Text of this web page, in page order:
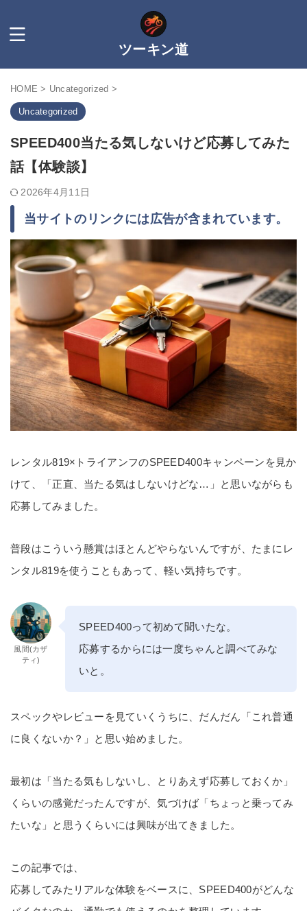
ツーキン道
HOME > Uncategorized >
Uncategorized
SPEED400当たる気しないけど応募してみた
話【体験談】
2026年4月11日
当サイトのリンクには広告が含まれています。
レンタル819×トライアンフのSPEED400キャンペーンを見か
けて、「正直、当たる気はしないけどな…」と思いながらも
応募してみました。
普段はこういう懸賞はほとんどやらないんですが、たまにレ
ンタル819を使うこともあって、軽い気持ちです。
風間(カザ
ティ)
SPEED400って初めて聞いたな。
応募するからには一度ちゃんと調べてみな
いと。
スペックやレビューを見ていくうちに、だんだん「これ普通
に良くないか？」と思い始めました。
最初は「当たる気もしないし、とりあえず応募しておくか」
くらいの感覚だったんですが、気づけば「ちょっと乗ってみ
たいな」と思うくらいには興味が出てきました。
この記事では、
応募してみたリアルな体験をベースに、SPEED400がどんな